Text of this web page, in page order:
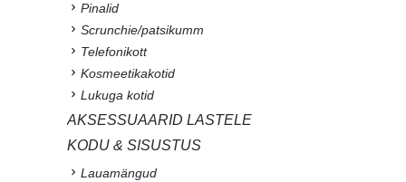
Pinalid
Scrunchie/patsikumm
Telefonikott
Kosmeetikakotid
Lukuga kotid
AKSESSUAARID LASTELE
KODU & SISUSTUS
Lauamängud